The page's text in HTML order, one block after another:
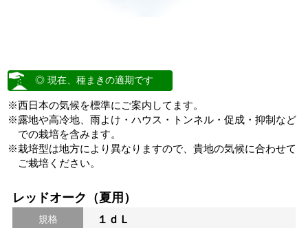
◎ 現在、種まきの適期です
※西日本の気候を標準にご案内してます。
※露地や高冷地、雨よけ・ハウス・トンネル・促成・抑制など
での栽培を含みます。
※栽培型は地方により異なりますので、貴地の気候に合わせて
ご栽培ください。
レッドオーク（夏用）
規格 １ｄＬ